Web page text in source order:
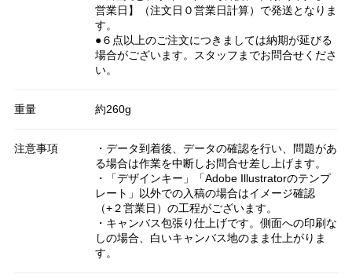
営業日】（注文日０営業日計算）で発送となりま
す。
●６点以上のご注文につきましては納期が延びる
場合がございます。スタッフまでお問合せくださ
い。
重量 約260g
注意事項
・データ到着後、データの確認を行い、問題があ
る場合は作業を中断しお問合せ差し上げます。
・「デザインキー」「Adobe Illustratorのテンプ
レート」以外での入稿の場合はイメージ確認
（+２営業日）の工程がございます。
・キャンバス包張り仕上げです。側面への印刷な
しの場合、白いキャンバス地のまま仕上がりま
す。